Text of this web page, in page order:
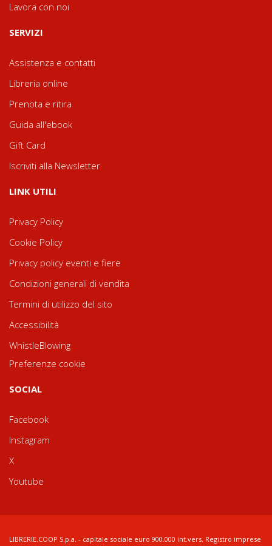
Lavora con noi
SERVIZI
Assistenza e contatti
Libreria online
Prenota e ritira
Guida all'ebook
Gift Card
Iscriviti alla Newsletter
LINK UTILI
Privacy Policy
Cookie Policy
Privacy policy eventi e fiere
Condizioni generali di vendita
Termini di utilizzo del sito
Accessibilità
WhistleBlowing
Preferenze cookie
SOCIAL
Facebook
Instagram
X
Youtube
LIBRERIE.COOP S.p.a. - capitale sociale euro 900.000 int.vers. Registro imprese